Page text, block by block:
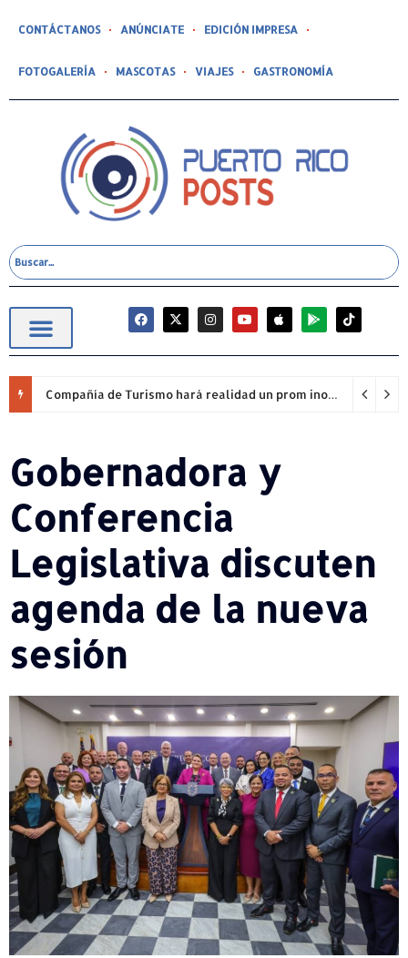
CONTÁCTANOS ANÚNCIATE EDICIÓN IMPRESA
FOTOGALERÍA MASCOTAS VIAJES GASTRONOMÍA
Compañía de Turismo hará realidad un prom inolvidable junto a Jowell para estudiantes de la Escuela Gabriela Mistral
Gobernadora y
Conferencia
Legislativa discuten
agenda de la nueva
sesión